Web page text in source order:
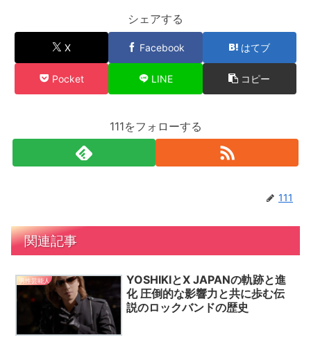
シェアする
X Facebook はてブ
Pocket LINE コピー
111をフォローする
111
関連記事
男性芸能人
YOSHIKIとX JAPANの軌跡と進
化 圧倒的な影響力と共に歩む伝
説のロックバンドの歴史